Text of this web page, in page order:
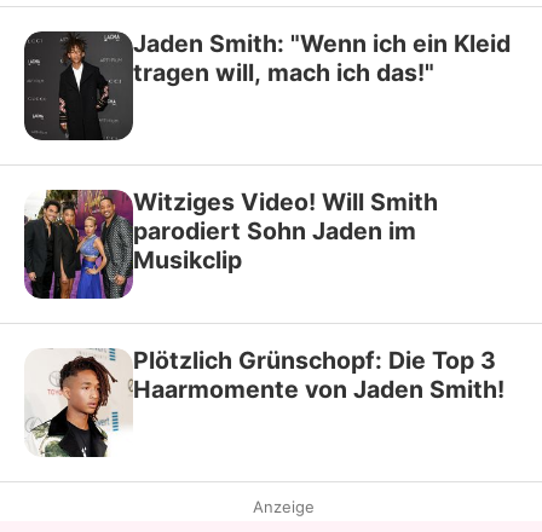
Jaden Smith: "Wenn ich ein Kleid
tragen will, mach ich das!"
Witziges Video! Will Smith
parodiert Sohn Jaden im
Musikclip
Plötzlich Grünschopf: Die Top 3
Haarmomente von Jaden Smith!
Anzeige